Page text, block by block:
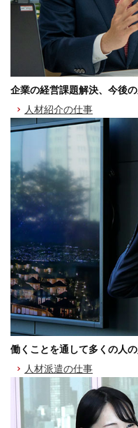
企業の経営課題解決、今後
人材紹介の仕事
働くことを通して多くの人
人材派遣の仕事